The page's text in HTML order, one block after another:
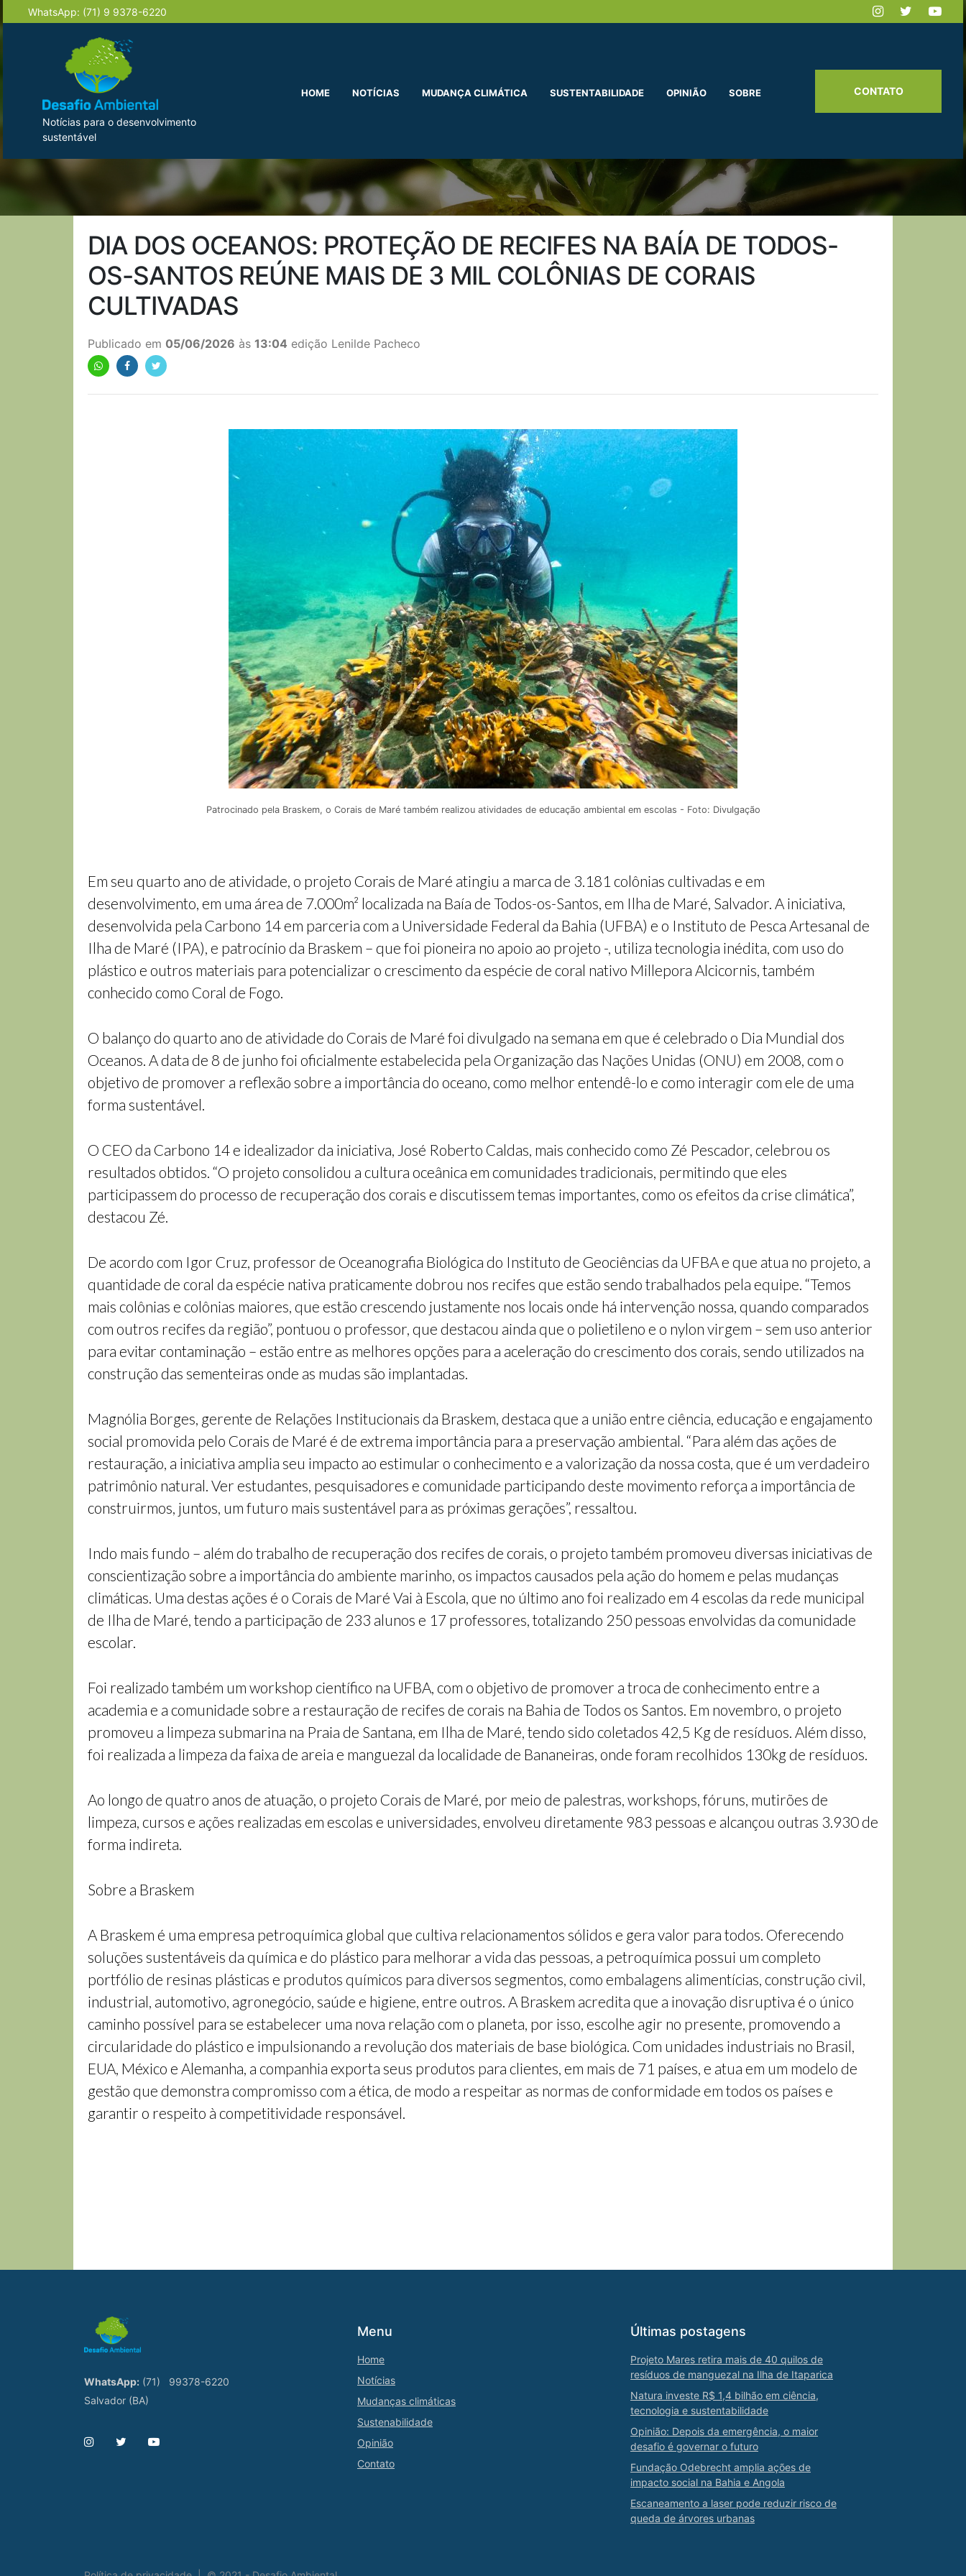
WhatsApp: (71) 9 9378-6220
Notícias para o desenvolvimento
sustentável
HOME NOTÍCIAS MUDANÇA CLIMÁTICA SUSTENTABILIDADE OPINIÃO SOBRE CONTATO
DIA DOS OCEANOS: PROTEÇÃO DE RECIFES NA BAÍA DE TODOS-
OS-SANTOS REÚNE MAIS DE 3 MIL COLÔNIAS DE CORAIS
CULTIVADAS
Publicado em 05/06/2026 às 13:04 edição Lenilde Pacheco
Patrocinado pela Braskem, o Corais de Maré também realizou atividades de educação ambiental em escolas - Foto: Divulgação
Em seu quarto ano de atividade, o projeto Corais de Maré atingiu a marca de 3.181 colônias cultivadas e em
desenvolvimento, em uma área de 7.000m² localizada na Baía de Todos-os-Santos, em Ilha de Maré, Salvador. A iniciativa,
desenvolvida pela Carbono 14 em parceria com a Universidade Federal da Bahia (UFBA) e o Instituto de Pesca Artesanal de
Ilha de Maré (IPA), e patrocínio da Braskem – que foi pioneira no apoio ao projeto -, utiliza tecnologia inédita, com uso do
plástico e outros materiais para potencializar o crescimento da espécie de coral nativo Millepora Alcicornis, também
conhecido como Coral de Fogo.
O balanço do quarto ano de atividade do Corais de Maré foi divulgado na semana em que é celebrado o Dia Mundial dos
Oceanos. A data de 8 de junho foi oficialmente estabelecida pela Organização das Nações Unidas (ONU) em 2008, com o
objetivo de promover a reflexão sobre a importância do oceano, como melhor entendê-lo e como interagir com ele de uma
forma sustentável.
O CEO da Carbono 14 e idealizador da iniciativa, José Roberto Caldas, mais conhecido como Zé Pescador, celebrou os
resultados obtidos. “O projeto consolidou a cultura oceânica em comunidades tradicionais, permitindo que eles
participassem do processo de recuperação dos corais e discutissem temas importantes, como os efeitos da crise climática”,
destacou Zé.
De acordo com Igor Cruz, professor de Oceanografia Biológica do Instituto de Geociências da UFBA e que atua no projeto, a
quantidade de coral da espécie nativa praticamente dobrou nos recifes que estão sendo trabalhados pela equipe. “Temos
mais colônias e colônias maiores, que estão crescendo justamente nos locais onde há intervenção nossa, quando comparados
com outros recifes da região”, pontuou o professor, que destacou ainda que o polietileno e o nylon virgem – sem uso anterior
para evitar contaminação – estão entre as melhores opções para a aceleração do crescimento dos corais, sendo utilizados na
construção das sementeiras onde as mudas são implantadas.
Magnólia Borges, gerente de Relações Institucionais da Braskem, destaca que a união entre ciência, educação e engajamento
social promovida pelo Corais de Maré é de extrema importância para a preservação ambiental. “Para além das ações de
restauração, a iniciativa amplia seu impacto ao estimular o conhecimento e a valorização da nossa costa, que é um verdadeiro
patrimônio natural. Ver estudantes, pesquisadores e comunidade participando deste movimento reforça a importância de
construirmos, juntos, um futuro mais sustentável para as próximas gerações”, ressaltou.
Indo mais fundo – além do trabalho de recuperação dos recifes de corais, o projeto também promoveu diversas iniciativas de
conscientização sobre a importância do ambiente marinho, os impactos causados pela ação do homem e pelas mudanças
climáticas. Uma destas ações é o Corais de Maré Vai à Escola, que no último ano foi realizado em 4 escolas da rede municipal
de Ilha de Maré, tendo a participação de 233 alunos e 17 professores, totalizando 250 pessoas envolvidas da comunidade
escolar.
Foi realizado também um workshop científico na UFBA, com o objetivo de promover a troca de conhecimento entre a
academia e a comunidade sobre a restauração de recifes de corais na Bahia de Todos os Santos. Em novembro, o projeto
promoveu a limpeza submarina na Praia de Santana, em Ilha de Maré, tendo sido coletados 42,5 Kg de resíduos. Além disso,
foi realizada a limpeza da faixa de areia e manguezal da localidade de Bananeiras, onde foram recolhidos 130kg de resíduos.
Ao longo de quatro anos de atuação, o projeto Corais de Maré, por meio de palestras, workshops, fóruns, mutirões de
limpeza, cursos e ações realizadas em escolas e universidades, envolveu diretamente 983 pessoas e alcançou outras 3.930 de
forma indireta.
Sobre a Braskem
A Braskem é uma empresa petroquímica global que cultiva relacionamentos sólidos e gera valor para todos. Oferecendo
soluções sustentáveis da química e do plástico para melhorar a vida das pessoas, a petroquímica possui um completo
portfólio de resinas plásticas e produtos químicos para diversos segmentos, como embalagens alimentícias, construção civil,
industrial, automotivo, agronegócio, saúde e higiene, entre outros. A Braskem acredita que a inovação disruptiva é o único
caminho possível para se estabelecer uma nova relação com o planeta, por isso, escolhe agir no presente, promovendo a
circularidade do plástico e impulsionando a revolução dos materiais de base biológica. Com unidades industriais no Brasil,
EUA, México e Alemanha, a companhia exporta seus produtos para clientes, em mais de 71 países, e atua em um modelo de
gestão que demonstra compromisso com a ética, de modo a respeitar as normas de conformidade em todos os países e
garantir o respeito à competitividade responsável.
WhatsApp: (71)
99378-6220
Salvador (BA)
Menu
Home
Notícias
Mudanças climáticas
Sustenabilidade
Opinião
Contato
Últimas postagens
Projeto Mares retira mais de 40 quilos de
resíduos de manguezal na Ilha de Itaparica
Natura investe R$ 1,4 bilhão em ciência,
tecnologia e sustentabilidade
Opinião: Depois da emergência, o maior
desafio é governar o futuro
Fundação Odebrecht amplia ações de
impacto social na Bahia e Angola
Escaneamento a laser pode reduzir risco de
queda de árvores urbanas